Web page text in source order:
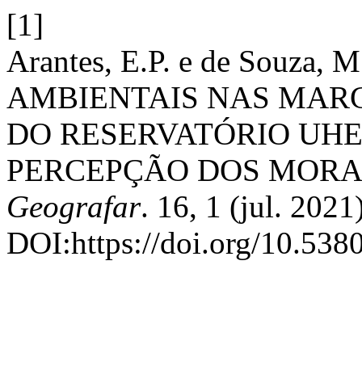
[1]
Arantes, E.P. e de Souza,
AMBIENTAIS NAS
DO RESERVATÓRIO
PERCEPÇÃO DOS
Geografar. 16, 1 (jul.
DOI:https://doi.org/